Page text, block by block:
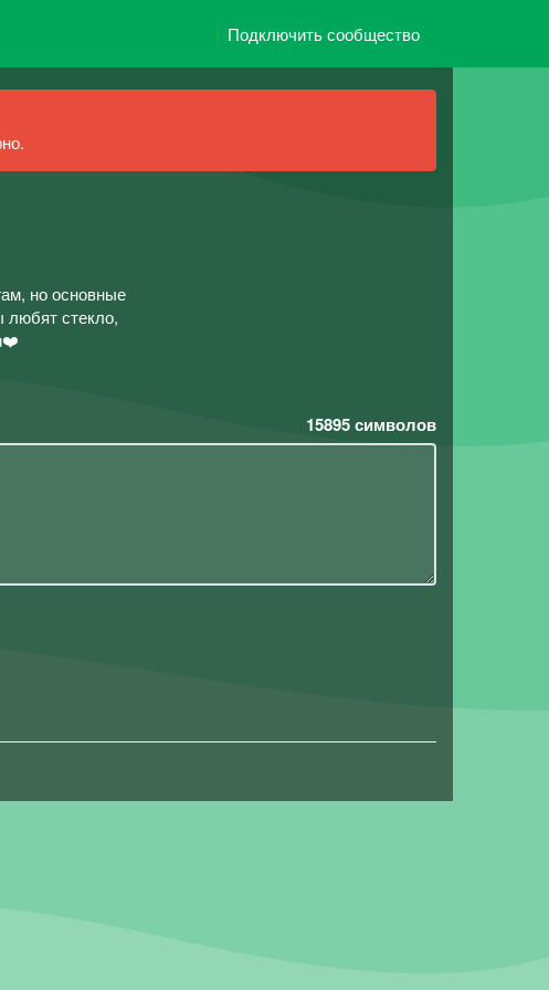
Подключить сообщество
но основные
любят стекло,
15895символов